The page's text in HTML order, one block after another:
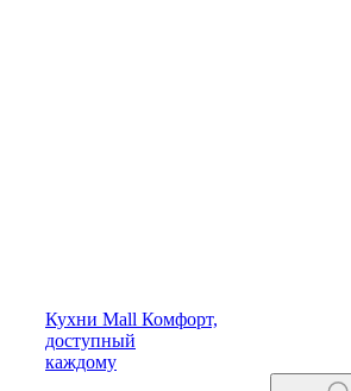
Кухни Mall Комфорт,
доступный
каждому